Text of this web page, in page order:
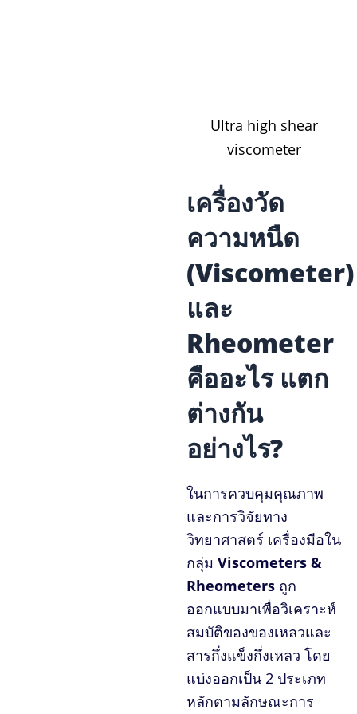
Ultra high shear
viscometer
เครื่องวัด
ความหนืด
(Viscometer)
และ
Rheometer
คืออะไร แตก
ต่างกัน
อย่างไร?
ในการควบคุมคุณภาพ
และการวิจัยทาง
วิทยาศาสตร์ เครื่องมือใน
กลุ่ม Viscometers &
Rheometers ถูก
ออกแบบมาเพื่อวิเคราะห์
สมบัติของของเหลวและ
สารกึ่งแข็งกึ่งเหลว โดย
แบ่งออกเป็น 2 ประเภท
หลักตามลักษณะการ